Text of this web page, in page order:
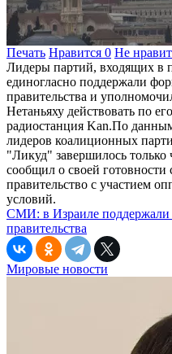
Печать Нравится 0 Не
Лидеры партий, входящих в
единогласно поддержали
правительства и
Нетаньяху действовать по
радиостанция Kan.По
лидеров коалиционных
"Ликуд" завершилось только
сообщил о своей
правительство с участием
условий.
СМИ: в Израиле поддержали
правительства
Мировые новости